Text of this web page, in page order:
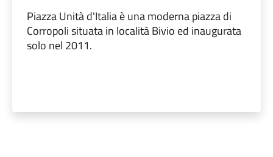
Piazza Unità d'Italia è una moderna piazza di
Corropoli situata in località Bivio ed inaugurata
solo nel 2011.